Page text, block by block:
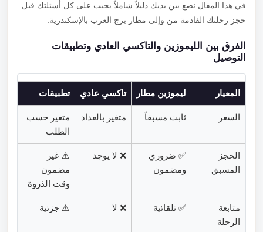
في هذا المقال نضع بين يديك دليلاً شاملاً يجيب على كل أسئلتك قبل
حجز رحلتك القادمة من وإلى مطار برج العرب بالإسكندرية.
الفرق بين الليموزين والتاكسي العادي وتطبيقات
التوصيل
المعيار ليموزين مطار تاكسي عادي تطبيقات
السعر ثابت مسبقاً متغير بالعداد
متغير حسب
الطلب
الحجز
المسبق
✅ ضروري
ومضمون
❌ لا يوجد
⚠️ غير
مضمون
وقت الذروة
متابعة
الرحلة
✅ تلقائية ❌ لا ⚠️ جزئية